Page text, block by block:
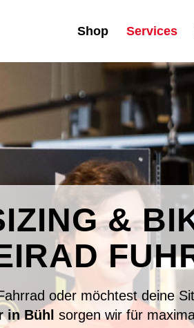
Shop Services
&
oder möchtest deine
in Bühl sorgen wir für